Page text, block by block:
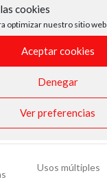
cookies
optimizar nuestro sitio
Aceptar cookies
Denegar
Ver preferencias
Cambiar
hexagonales de
Usos múltiples
Usos múltiples